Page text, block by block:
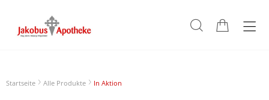
Startseite Alle Produkte In Aktion